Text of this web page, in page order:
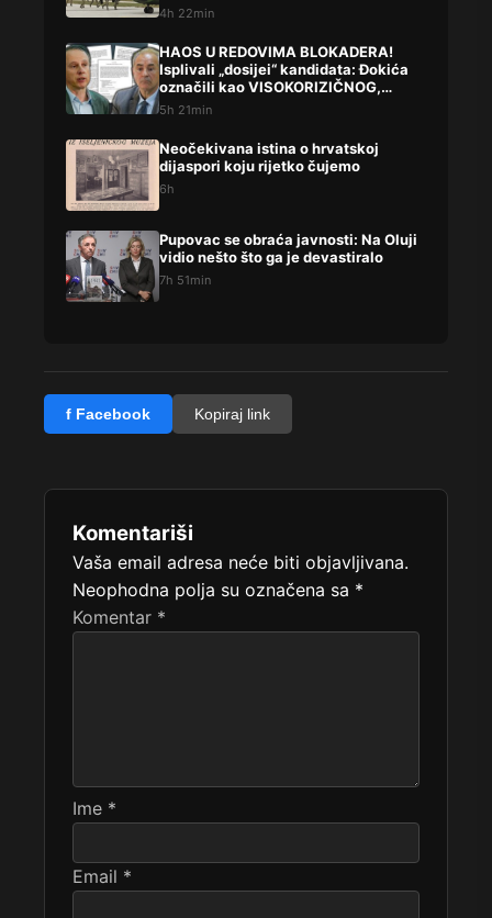
4h 22min
HAOS U REDOVIMA BLOKADERA!
Isplivali „dosijei“ kandidata: Đokića
označili kao VISOKORIZIČNOG,
Lompara potpuno precrtali
5h 21min
Neočekivana istina o hrvatskoj
dijaspori koju rijetko čujemo
6h
Pupovac se obraća javnosti: Na Oluji
vidio nešto što ga je devastiralo
7h 51min
f Facebook Kopiraj link
Komentariši
Vaša email adresa neće biti objavljivana.
Neophodna polja su označena sa *
Komentar *
Ime *
Email *